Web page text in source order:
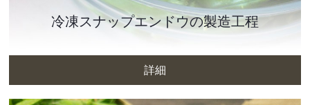
冷凍スナップエンドウの製造工程
詳細